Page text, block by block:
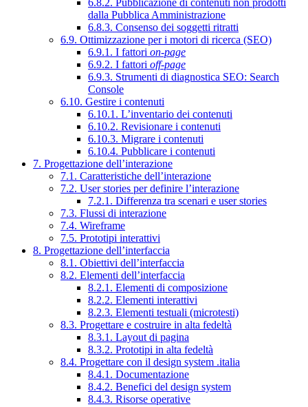
6.8.2. Pubblicazione di contenuti non prodotti
dalla Pubblica Amministrazione
6.8.3. Consenso dei soggetti ritratti
6.9. Ottimizzazione per i motori di ricerca (SEO)
6.9.1. I fattori on-page
6.9.2. I fattori off-page
6.9.3. Strumenti di diagnostica SEO: Search
Console
6.10. Gestire i contenuti
6.10.1. L’inventario dei contenuti
6.10.2. Revisionare i contenuti
6.10.3. Migrare i contenuti
6.10.4. Pubblicare i contenuti
7. Progettazione dell’interazione
7.1. Caratteristiche dell’interazione
7.2. User stories per definire l’interazione
7.2.1. Differenza tra scenari e user stories
7.3. Flussi di interazione
7.4. Wireframe
7.5. Prototipi interattivi
8. Progettazione dell’interfaccia
8.1. Obiettivi dell’interfaccia
8.2. Elementi dell’interfaccia
8.2.1. Elementi di composizione
8.2.2. Elementi interattivi
8.2.3. Elementi testuali (microtesti)
8.3. Progettare e costruire in alta fedeltà
8.3.1. Layout di pagina
8.3.2. Prototipi in alta fedeltà
8.4. Progettare con il design system .italia
8.4.1. Documentazione
8.4.2. Benefici del design system
8.4.3. Risorse operative